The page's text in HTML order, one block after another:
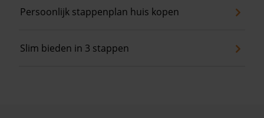
Persoonlijk stappenplan huis kopen
Slim bieden in 3 stappen